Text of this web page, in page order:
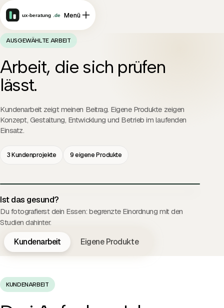
Menü
AUSGEWÄHLTE ARBEIT
Arbeit, die sich prüfen
lässt.
Kundenarbeit zeigt meinen Beitrag. Eigene Produkte zeigen
Konzept, Gestaltung, Entwicklung und Betrieb im laufenden
Einsatz.
3 Kundenprojekte 9 eigene Produkte
PROJEKTFILM
Ist das gesund?
Du fotografierst dein Essen: begrenzte Einordnung mit den
Studien dahinter.
Kundenarbeit Eigene Produkte
KUNDENARBEIT